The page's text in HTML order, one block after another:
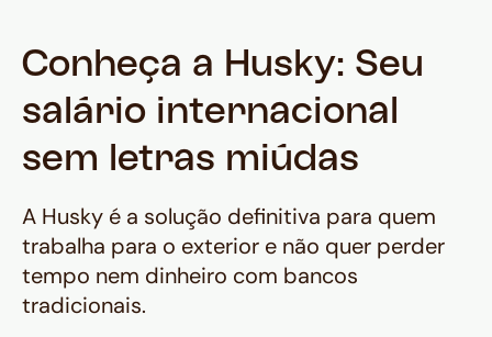
Conheça a Husky: Seu
salário internacional
sem letras miúdas
A Husky é a solução definitiva para quem
trabalha para o exterior e não quer perder
tempo nem dinheiro com bancos
tradicionais.